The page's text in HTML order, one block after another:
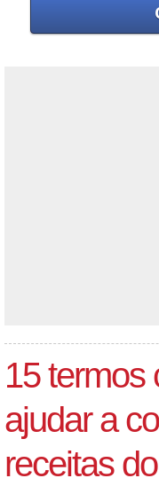
15 termos
ajudar a
receitas